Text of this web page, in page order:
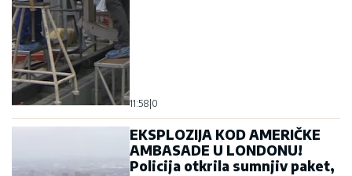
11:58 0
EKSPLOZIJA KOD AMERIČKE
AMBASADE U LONDONU!
Policija otkrila sumnjiv paket,